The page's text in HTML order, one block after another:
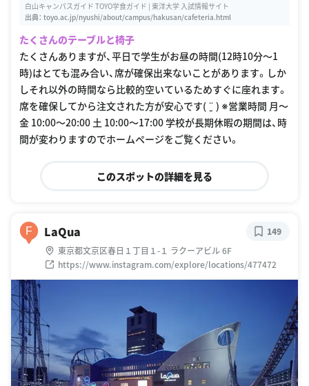
白山キャンパスガイド TOYO学食ガイド | 東洋大学 入試情報サイト
出典： toyo.ac.jp/nyushi/about/campus/hakusan/cafeteria.html
たくさんのテーブルと椅子
たくさんありますが、平日で学生がお昼の時間(12時10分〜1
時)はとても混み合い、席が確保出来ないことがあります。しか
しそれ以外の時間なら比較的空いているためすぐに座れます。
席を確保してから注文された方が安心です( ¨̮ ) ※営業時間 月〜
金 10:00〜20:00 土 10:00〜17:00 学校が長期休暇の期間は、時
間が変わりますのでホームページをご覧ください。
このスポットの詳細を見る
F LaQua
東京都文京区春日１丁目１-１ ラクーアビル 6F
https://www.instagram.com/explore/locations/477472
149